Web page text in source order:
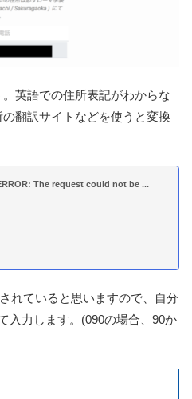
英語での住所表記がわからな
翻訳サイトなどを使うと変換
The request could not be ...
れていると思いますので、自分
入力します。(090の場合、90か